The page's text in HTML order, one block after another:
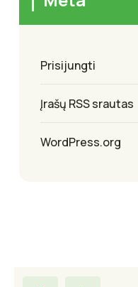
Prisijungti
Įrašų RSS srautas
WordPress.org